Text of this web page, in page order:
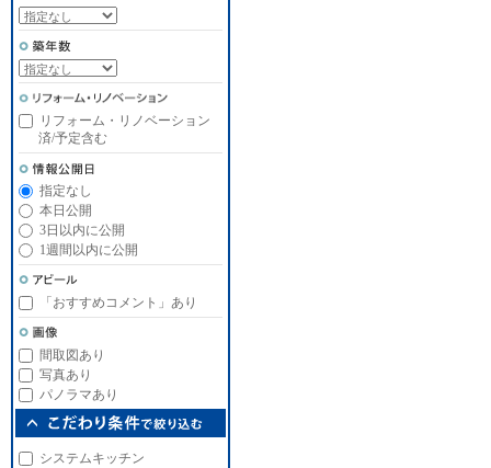
リフォーム・リノベーション
済/予定含む
指定なし
本日公開
3日以内に公開
1週間以内に公開
「おすすめコメント」あり
間取図あり
写真あり
パノラマあり
システムキッチン